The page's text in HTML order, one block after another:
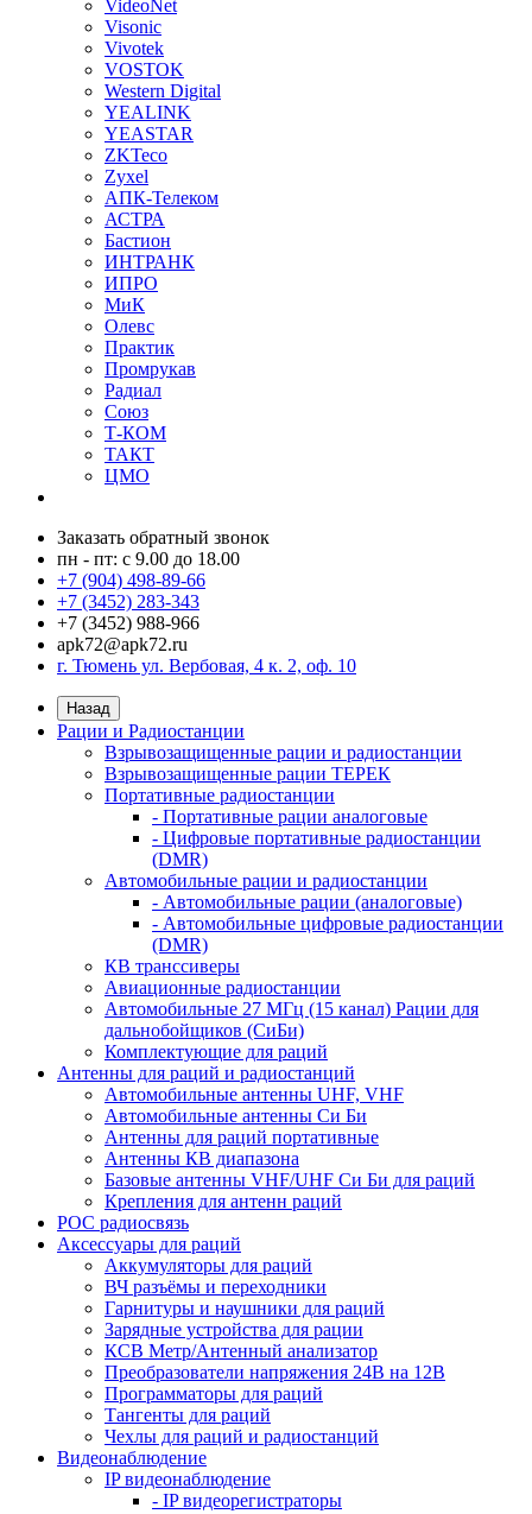
VideoNet
Visonic
Vivotek
VOSTOK
Western Digital
YEALINK
YEASTAR
ZKTeco
Zyxel
АПК-Телеком
АСТРА
Бастион
ИНТРАНК
ИПРО
МиК
Олевс
Практик
Промрукав
Радиал
Союз
Т-КОМ
ТАКТ
ЦМО
Заказать обратный звонок
пн - пт: с 9.00 до 18.00
+7 (904) 498-89-66
+7 (3452) 283-343
+7 (3452) 988-966
apk72@apk72.ru
г. Тюмень ул. Вербовая, 4 к. 2, оф. 10
Назад
Рации и Радиостанции
Взрывозащищенные рации и радиостанции
Взрывозащищенные рации ТЕРЕК
Портативные радиостанции
- Портативные рации аналоговые
- Цифровые портативные радиостанции
(DMR)
Автомобильные рации и радиостанции
- Автомобильные рации (аналоговые)
- Автомобильные цифровые радиостанции
(DMR)
КВ транссиверы
Авиационные радиостанции
Автомобильные 27 МГц (15 канал) Рации для
дальнобойщиков (СиБи)
Комплектующие для раций
Антенны для раций и радиостанций
Автомобильные антенны UHF, VHF
Автомобильные антенны Си Би
Антенны для раций портативные
Антенны КВ диапазона
Базовые антенны VHF/UHF Си Би для раций
Крепления для антенн раций
POC радиосвязь
Аксессуары для раций
Аккумуляторы для раций
ВЧ разъёмы и переходники
Гарнитуры и наушники для раций
Зарядные устройства для рации
КСВ Метр/Антенный анализатор
Преобразователи напряжения 24В на 12В
Программаторы для раций
Тангенты для раций
Чехлы для раций и радиостанций
Видеонаблюдение
IP видеонаблюдение
- IP видеорегистраторы